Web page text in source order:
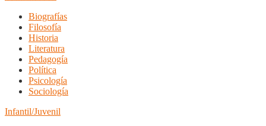
Biografías
Filosofía
Historia
Literatura
Pedagogía
Política
Psicología
Sociología
Infantil/Juvenil